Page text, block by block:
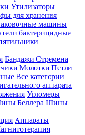
Утилизаторы
для хранения
машины
бактерицидные
Бандажи Стремена
Молотки Петли
Все категории
аппарата
Угломеры
Беллера Шины
Аппараты